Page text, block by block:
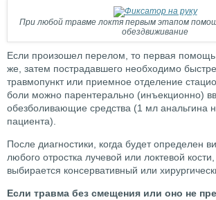
При любой травме локтя первым этапом
обездвиживание
Если произошел перелом, то первая помощь
же, затем пострадавшего необходимо
травмопункт или приемное отделение
боли можно парентерально (инъекционно)
обезболивающие средства (1 мл анальгина
пациента).
После диагностики, когда будет определен
любого отростка лучевой или локтевой
выбирается консервативный или
Если травма без смещения или оно не